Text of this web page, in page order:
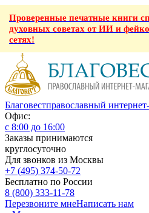
Проверенные печатные книги
духовных советах от ИИ и
сетях!
Благовестправославный
Офис:
с 8:00 до 16:00
Заказы принимаются
круглосуточно
Для звонков из Москвы
+7 (495) 374-50-72
Бесплатно по России
8 (800) 333-11-78
Перезвоните мнеНаписать нам